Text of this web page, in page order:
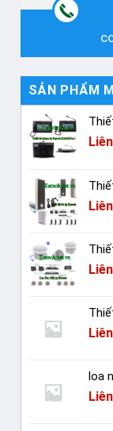
SẢN PHẨM
loa